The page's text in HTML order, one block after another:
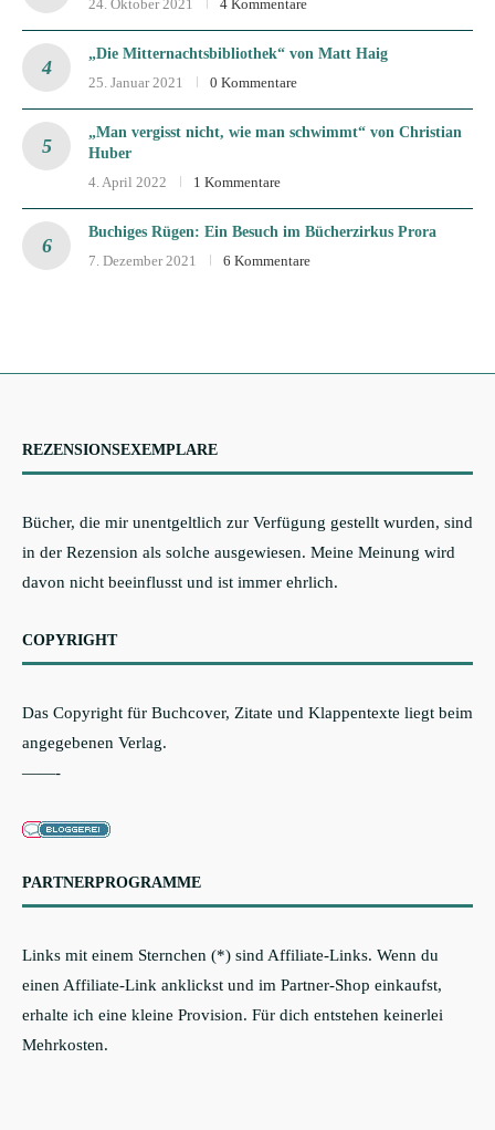
24. Oktober 2021
4 Kommentare
„Die Mitternachtsbibliothek“ von Matt Haig
25. Januar 2021
0 Kommentare
„Man vergisst nicht, wie man schwimmt“ von Christian
Huber
4. April 2022
1 Kommentare
Buchiges Rügen: Ein Besuch im Bücherzirkus Prora
7. Dezember 2021
6 Kommentare
REZENSIONSEXEMPLARE
Bücher, die mir unentgeltlich zur Verfügung gestellt wurden, sind
in der Rezension als solche ausgewiesen. Meine Meinung wird
davon nicht beeinflusst und ist immer ehrlich.
COPYRIGHT
Das Copyright für Buchcover, Zitate und Klappentexte liegt beim
angegebenen Verlag.
——-
PARTNERPROGRAMME
Links mit einem Sternchen (*) sind Affiliate-Links. Wenn du
einen Affiliate-Link anklickst und im Partner-Shop einkaufst,
erhalte ich eine kleine Provision. Für dich entstehen keinerlei
Mehrkosten.